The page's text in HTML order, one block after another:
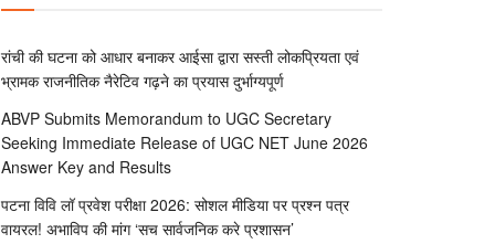
रांची की घटना को आधार बनाकर आईसा द्वारा सस्ती लोकप्रियता एवं
भ्रामक राजनीतिक नैरेटिव गढ़ने का प्रयास दुर्भाग्यपूर्ण
ABVP Submits Memorandum to UGC Secretary
Seeking Immediate Release of UGC NET June 2026
Answer Key and Results
पटना विवि लॉ प्रवेश परीक्षा 2026: सोशल मीडिया पर प्रश्न पत्र
वायरल! अभाविप की मांग ‘सच सार्वजनिक करे प्रशासन’